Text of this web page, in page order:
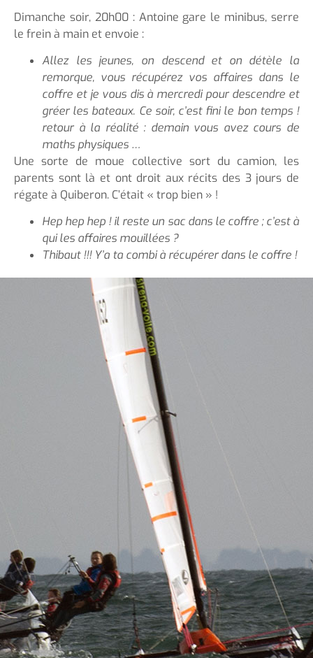
Dimanche soir, 20h00 : Antoine gare le minibus, serre
le frein à main et envoie :
Allez les jeunes, on descend et on détèle la
remorque, vous récupérez vos affaires dans le
coffre et je vous dis à mercredi pour descendre et
gréer les bateaux. Ce soir, c’est fini le bon temps !
retour à la réalité : demain vous avez cours de
maths physiques …
Une sorte de moue collective sort du camion, les
parents sont là et ont droit aux récits des 3 jours de
régate à Quiberon. C’était « trop bien » !
Hep hep hep ! il reste un sac dans le coffre ; c’est à
qui les affaires mouillées ?
Thibaut !!! Y’a ta combi à récupérer dans le coffre !